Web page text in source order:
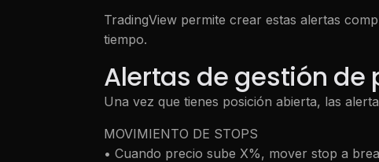
TradingView permite crear estas alertas
tiempo.
Alertas de gestión de
Una vez que tienes posición abierta, las
MOVIMIENTO DE STOPS
• Cuando precio sube X%, mover stop a